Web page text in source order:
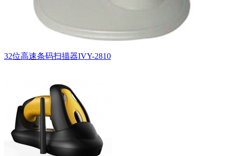
32位高速条码扫描器IVY-2810